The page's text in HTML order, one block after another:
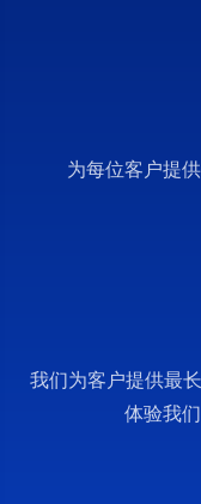
为每位客户提
我们为客户提供最
体验我